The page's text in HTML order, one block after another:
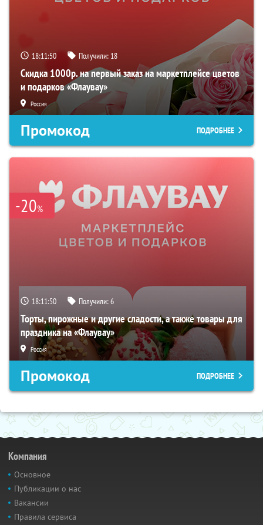
18:11:48 Получили: 18
Скидка 1000р. на первый заказ на маркетплейсе цветов
и подарков «Флаувау»
Россия
Промокод ПОДРОБНЕЕ
-20%
18:11:48 Получили:6
Торты, пирожные и другие сладости, а также товары для
праздника на «Флаувау»
Россия
Промокод ПОДРОБНЕЕ
Компания
Основное
Публикации о нас
Вакансии
Правила сервиса